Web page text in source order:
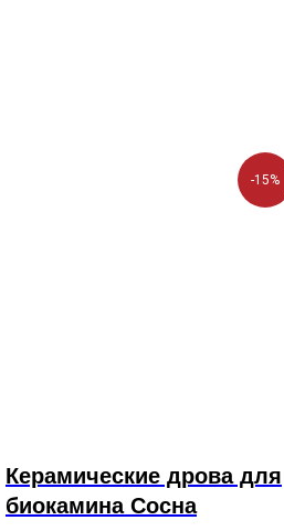
-15%
Керамические дрова для
биокамина Сосна